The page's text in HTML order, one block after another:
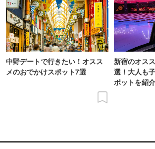
中野デートで行きたい！オスス
メのおでかけスポット7選
新宿のオス
選！大人も
ポットを紹介